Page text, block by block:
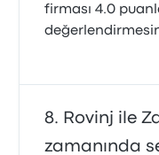
firması 4.0
Rovinj ile
zamanında